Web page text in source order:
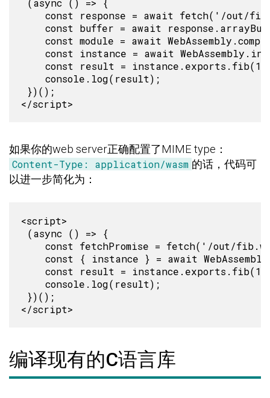
(async () => {
const response = await fetch('/out/
const buffer = await
const module = await
const instance = await
const result =
    console.log(result);
})();
如果你的web server正确配置了MIME type：
Content-Type: application/wasm 的话，代码可
以进一步简化为：
<script>
(async () => {
const fetchPromise = fetch('/out/
const { instance } = await
const result =
    console.log(result);
})();
编译现有的C语言库